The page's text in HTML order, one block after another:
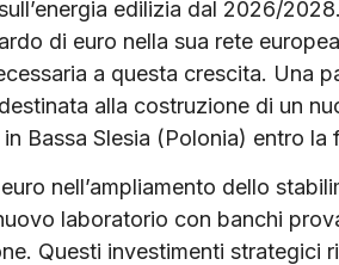
edilizia dal 2026/2028.
di euro nella sua rete
a questa crescita. Una
alla costruzione di un
Bassa Slesia (Polonia) entro la
nell’ampliamento dello
laboratorio con banchi
Questi investimenti strategici